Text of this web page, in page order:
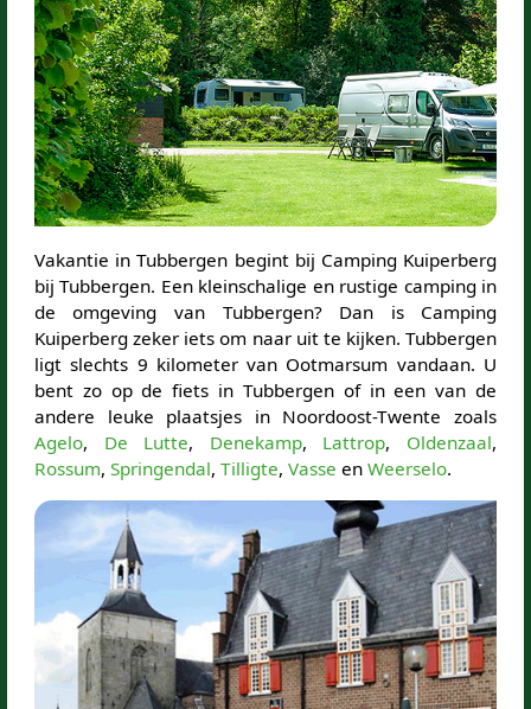
Vakantie in Tubbergen begint bij Camping Kuiperberg
bij Tubbergen. Een kleinschalige en rustige camping in
de omgeving van Tubbergen? Dan is Camping
Kuiperberg zeker iets om naar uit te kijken. Tubbergen
ligt slechts 9 kilometer van Ootmarsum vandaan. U
bent zo op de fiets in Tubbergen of in een van de
andere leuke plaatsjes in Noordoost-Twente zoals
Agelo, De Lutte, Denekamp, Lattrop, Oldenzaal,
Rossum, Springendal, Tilligte, Vasse en Weerselo.